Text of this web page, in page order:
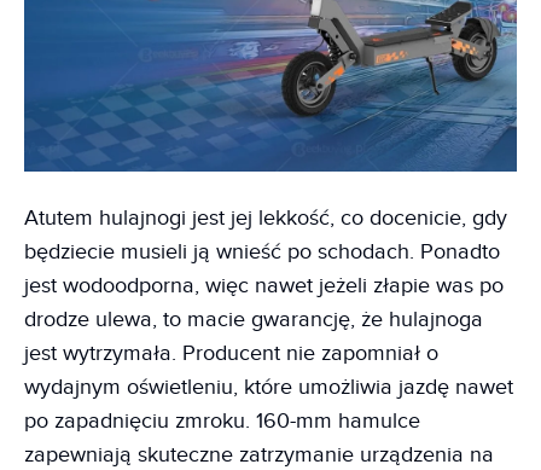
Atutem hulajnogi jest jej lekkość, co docenicie, gdy
będziecie musieli ją wnieść po schodach. Ponadto
jest wodoodporna, więc nawet jeżeli złapie was po
drodze ulewa, to macie gwarancję, że hulajnoga
jest wytrzymała. Producent nie zapomniał o
wydajnym oświetleniu, które umożliwia jazdę nawet
po zapadnięciu zmroku. 160-mm hamulce
zapewniają skuteczne zatrzymanie urządzenia na